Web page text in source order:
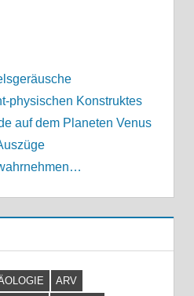
physischen Konstruktes
auf dem Planeten Venus
ARV